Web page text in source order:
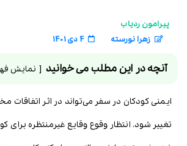
پیرامون ردیاب
زهرا نورسته
4 دی 1401
آنچه در این مطلب می خوانید نمایش
ایمنی کودکان در سفر می‌تواند در اثر
تغییر شود. انتظار وقوع وقایع غیرمنتظره برای